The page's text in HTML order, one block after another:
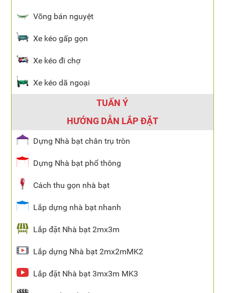
Võng bán nguyệt
Xe kéo gấp gọn
Xe kéo đi chợ
Xe kéo dã ngoại
TUẤN Ý
HƯỚNG DẪN LẮP ĐẶT
Dựng Nhà bạt chân trụ tròn
Dựng Nhà bạt phổ thông
Cách thu gọn nhà bạt
Lắp dựng nhà bạt nhanh
Lắp đặt Nhà bạt 2mx3m
Lắp dựng Nhà bạt 2mx2mMK2
Lắp đặt Nhà bạt 3mx3m MK3